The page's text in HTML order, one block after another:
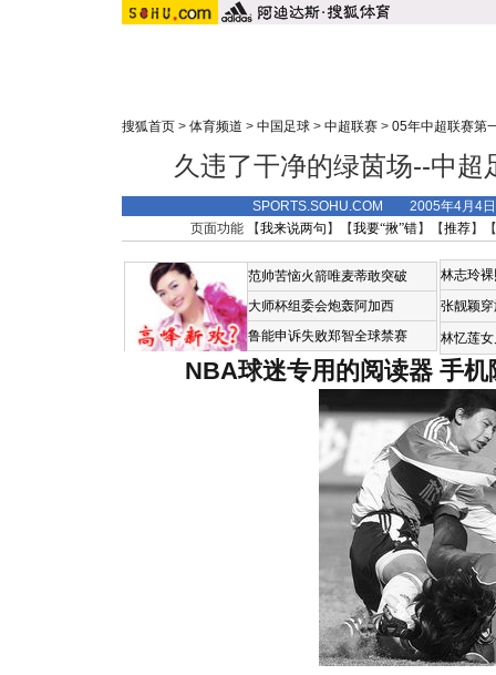
搜狐首页 > 体育频道 > 中国足球 > 中超联赛 > 05年中超联赛第
久违了干净的绿茵场--中超
SPORTS.SOHU.COM 2005年4月4
页面功能 【我来说两句 】【我要“揪”错】【推荐】
范帅苦恼火箭唯麦蒂敢突破
大师杯组委会炮轰阿加西
鲁能申诉失败郑智全球禁赛
林志玲
张靓颖
林忆莲
NBA球迷专用的阅读器 手机